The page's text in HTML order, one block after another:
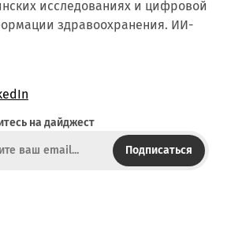
исследованиях и цифровой
здравоохранения. ИИ-
на дайджест
Подписаться